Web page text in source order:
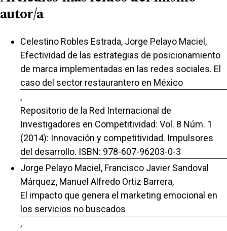
autor/a
Celestino Robles Estrada, Jorge Pelayo Maciel,
Efectividad de las estrategias de posicionamiento
de marca implementadas en las redes sociales. El
caso del sector restaurantero en México
,
Repositorio de la Red Internacional de
Investigadores en Competitividad: Vol. 8 Núm. 1
(2014): Innovación y competitividad. Impulsores
del desarrollo. ISBN: 978-607-96203-0-3
Jorge Pelayo Maciel, Francisco Javier Sandoval
Márquez, Manuel Alfredo Ortiz Barrera,
El impacto que genera el marketing emocional en
los servicios no buscados
,